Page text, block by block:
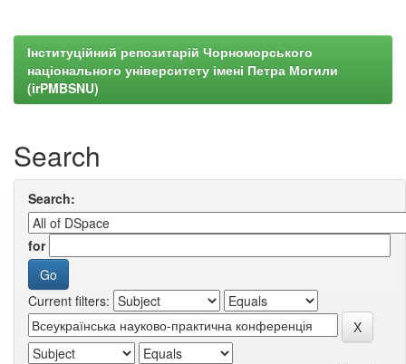
Інституційний репозитарій Чорноморського
національного університету імені Петра Могили
(irPMBSNU)
Search
Search:
for
Current filters: